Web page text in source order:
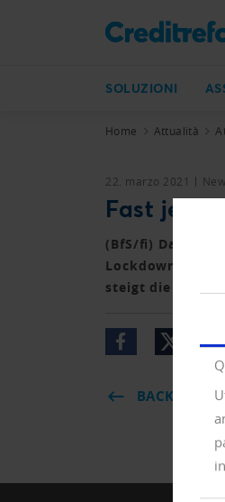
SOLUZIONI
Home Attualità
22. marzo 2021
Fast
(BfS/fi) Das
Lockdowns auf
steigt die Sorge
BACK